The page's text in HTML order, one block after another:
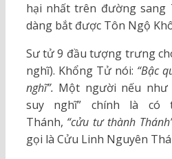
hại nhất trên đường sang
dàng bắt được Tôn Ngộ
Sư tử 9 đầu tượng trưng
nghĩ). Khổng Tử nói: “Bậc
nghĩ”. Một người nếu như
suy nghĩ” chính là có
Thánh, “cửu tư thành
gọi là Cửu Linh Nguyên